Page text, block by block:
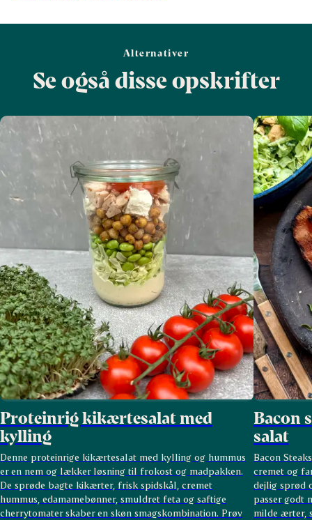
Alternativer
Se også disse opskrifter
Proteinrig kikærtesalat med
kylling
Denne proteinrige kikærtesalat med kylling og hummus
er en nem og lækker løsning til frokost og madpakken.
De sprøde bagte kikærter, frisk spidskål, cremet
hummus, edamamebønner, smuldret feta og saftige
cherrytomater skaber en skøn smagskombination. Prøv
Bacon
salat
Bacon
cremet og
dejlig sprød
passer godt
milde ærter,